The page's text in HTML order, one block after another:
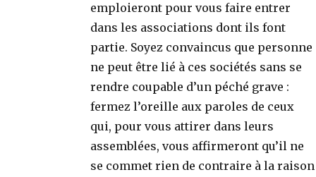
emploieront pour vous faire entrer
dans les associations dont ils font
partie. Soyez convaincus que personne
ne peut être lié à ces sociétés sans se
rendre coupable d’un péché grave :
fermez l’oreille aux paroles de ceux
qui, pour vous attirer dans leurs
assemblées, vous affirmeront qu’il ne
se commet rien de contraire à la raison